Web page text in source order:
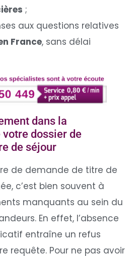
;
aux questions relatives
France, sans délai
dans la
dossier de
de séjour
de demande de titre de
c’est bien souvent à
manquants au sein du
En effet, l’absence
entraîne un refus
requête. Pour ne pas avoir